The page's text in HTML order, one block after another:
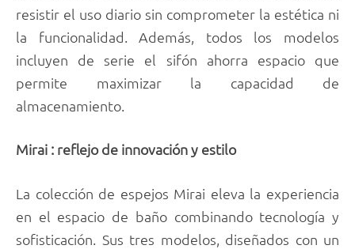
resistir el uso diario sin comprometer la estética ni
la funcionalidad. Además, todos los modelos
incluyen de serie el sifón ahorra espacio que
permite maximizar la capacidad de
almacenamiento.
Mirai : reflejo de innovación y estilo
La colección de espejos Mirai eleva la experiencia
en el espacio de baño combinando tecnología y
sofisticación. Sus tres modelos, diseñados con un